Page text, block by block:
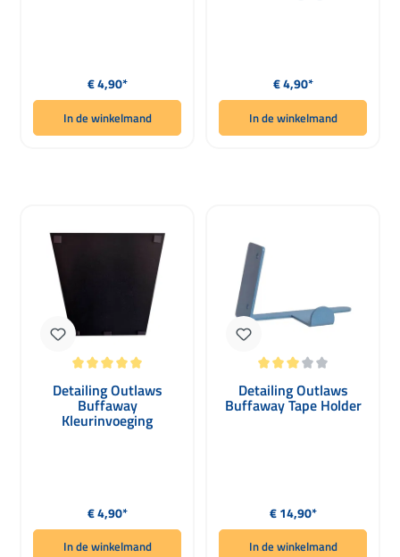
Normale prijs:
€ 4,90*
In de winkelmand
Kleurenkaart
Normale prijs:
€ 4,90*
In de winkelmand
Detailing Outlaws
Buffaway
Kleurinvoeging
Persoonlijke
Normale prijs:
€ 4,90*
In de winkelmand
Detailing Outlaws
Buffaway Tape Holder
Normale prijs:
€ 14,90*
In de winkelmand